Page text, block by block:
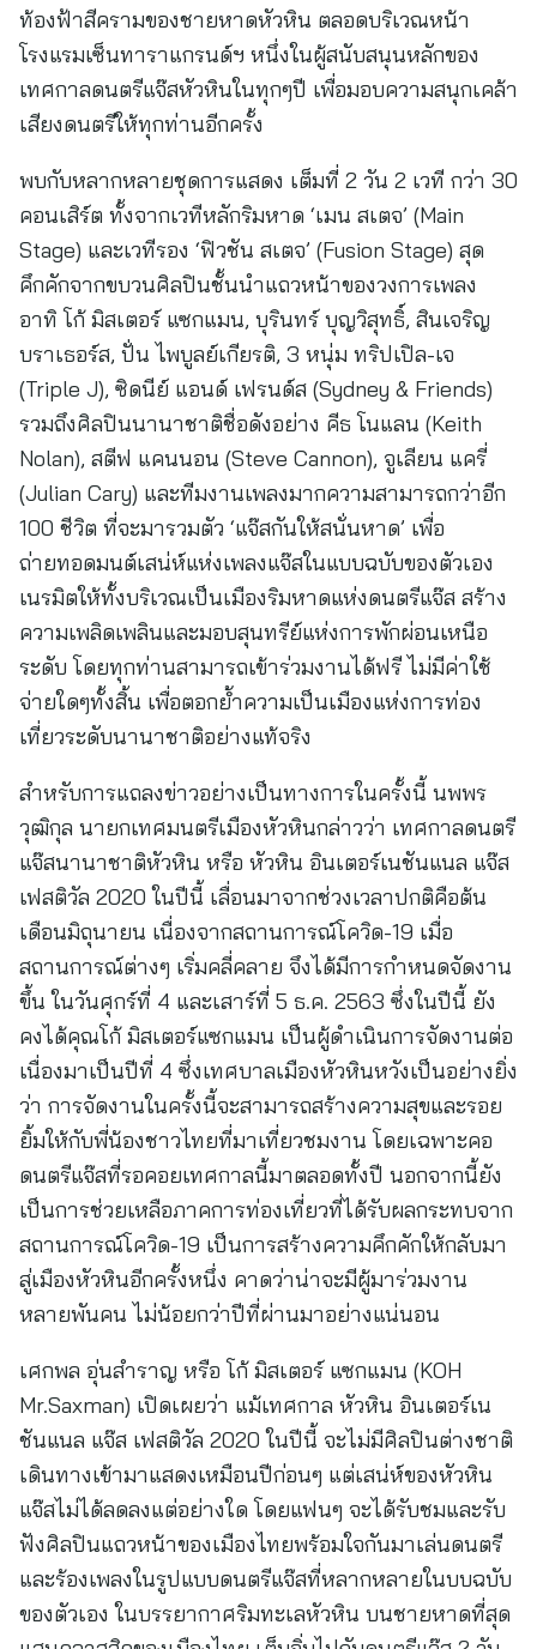
ท้องฟ้าสีครามของชายหาดหัวหิน ตลอดบริเวณหน้า
โรงแรมเซ็นทาราแกรนด์ฯ หนึ่งในผู้สนับสนุนหลักของ
เทศกาลดนตรีแจ๊สหัวหินในทุกๆปี เพื่อมอบความสนุกเคล้า
เสียงดนตรีให้ทุกท่านอีกครั้ง
พบกับหลากหลายชุดการแสดง เต็มที่ 2 วัน 2 เวที กว่า 30
คอนเสิร์ต ทั้งจากเวทีหลักริมหาด ‘เมน สเตจ’ (Main
Stage) และเวทีรอง ‘ฟิวชัน สเตจ’ (Fusion Stage) สุด
คึกคักจากขบวนศิลปินชั้นนำแถวหน้าของวงการเพลง
อาทิ โก้ มิสเตอร์ แซกแมน, บุรินทร์ บุญวิสุทธิ์, สินเจริญ
บราเธอร์ส, ปั่น ไพบูลย์เกียรติ, 3 หนุ่ม ทริปเปิล-เจ
(Triple J), ซิดนีย์ แอนด์ เฟรนด์ส (Sydney & Friends)
รวมถึงศิลปินนานาชาติชื่อดังอย่าง คีธ โนแลน (Keith
Nolan), สตีฟ แคนนอน (Steve Cannon), จูเลียน แครี่
(Julian Cary) และทีมงานเพลงมากความสามารถกว่าอีก
100 ชีวิต ที่จะมารวมตัว ‘แจ๊สกันให้สนั่นหาด’ เพื่อ
ถ่ายทอดมนต์เสน่ห์แห่งเพลงแจ๊สในแบบฉบับของตัวเอง
เนรมิตให้ทั้งบริเวณเป็นเมืองริมหาดแห่งดนตรีแจ๊ส สร้าง
ความเพลิดเพลินและมอบสุนทรีย์แห่งการพักผ่อนเหนือ
ระดับ โดยทุกท่านสามารถเข้าร่วมงานได้ฟรี ไม่มีค่าใช้
จ่ายใดๆทั้งสิ้น เพื่อตอกย้ำความเป็นเมืองแห่งการท่อง
เที่ยวระดับนานาชาติอย่างแท้จริง
สำหรับการแถลงข่าวอย่างเป็นทางการในครั้งนี้ นพพร
วุฒิกุล นายกเทศมนตรีเมืองหัวหินกล่าวว่า เทศกาลดนตรี
แจ๊สนานาชาติหัวหิน หรือ หัวหิน อินเตอร์เนชันแนล แจ๊ส
เฟสติวัล 2020 ในปีนี้ เลื่อนมาจากช่วงเวลาปกติคือต้น
เดือนมิถุนายน เนื่องจากสถานการณ์โควิด-19 เมื่อ
สถานการณ์ต่างๆ เริ่มคลี่คลาย จึงได้มีการกำหนดจัดงาน
ขึ้น ในวันศุกร์ที่ 4 และเสาร์ที่ 5 ธ.ค. 2563 ซึ่งในปีนี้ ยัง
คงได้คุณโก้ มิสเตอร์แซกแมน เป็นผู้ดำเนินการจัดงานต่อ
เนื่องมาเป็นปีที่ 4 ซึ่งเทศบาลเมืองหัวหินหวังเป็นอย่างยิ่ง
ว่า การจัดงานในครั้งนี้จะสามารถสร้างความสุขและรอย
ยิ้มให้กับพี่น้องชาวไทยที่มาเที่ยวชมงาน โดยเฉพาะคอ
ดนตรีแจ๊สที่รอคอยเทศกาลนี้มาตลอดทั้งปี นอกจากนี้ยัง
เป็นการช่วยเหลือภาคการท่องเที่ยวที่ได้รับผลกระทบจาก
สถานการณ์โควิด-19 เป็นการสร้างความคึกคักให้กลับมา
สู่เมืองหัวหินอีกครั้งหนึ่ง คาดว่าน่าจะมีผู้มาร่วมงาน
หลายพันคน ไม่น้อยกว่าปีที่ผ่านมาอย่างแน่นอน
เศกพล อุ่นสำราญ หรือ โก้ มิสเตอร์ แซกแมน (KOH
Mr.Saxman) เปิดเผยว่า แม้เทศกาล หัวหิน อินเตอร์เน
ชันแนล แจ๊ส เฟสติวัล 2020 ในปีนี้ จะไม่มีศิลปินต่างชาติ
เดินทางเข้ามาแสดงเหมือนปีก่อนๆ แต่เสน่ห์ของหัวหิน
แจ๊สไม่ได้ลดลงแต่อย่างใด โดยแฟนๆ จะได้รับชมและรับ
ฟังศิลปินแถวหน้าของเมืองไทยพร้อมใจกันมาเล่นดนตรี
และร้องเพลงในรูปแบบดนตรีแจ๊สที่หลากหลายในบบฉบับ
ของตัวเอง ในบรรยากาศริมทะเลหัวหิน บนชายหาดที่สุด